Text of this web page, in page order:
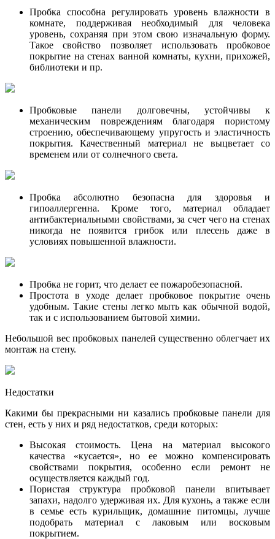
Пробка способна регулировать уровень влажности в
комнате, поддерживая необходимый для человека
уровень, сохраняя при этом свою изначальную форму.
Такое свойство позволяет использовать пробковое
покрытие на стенах ванной комнаты, кухни, прихожей,
библиотеки и пр.
Пробковые панели долговечны, устойчивы к
механическим повреждениям благодаря пористому
строению, обеспечивающему упругость и эластичность
покрытия. Качественный материал не выцветает со
временем или от солнечного света.
Пробка абсолютно безопасна для здоровья и
гипоаллергенна. Кроме того, материал обладает
антибактериальными свойствами, за счет чего на стенах
никогда не появится грибок или плесень даже в
условиях повышенной влажности.
Пробка не горит, что делает ее пожаробезопасной.
Простота в уходе делает пробковое покрытие очень
удобным. Такие стены легко мыть как обычной водой,
так и с использованием бытовой химии.
Небольшой вес пробковых панелей существенно облегчает их
монтаж на стену.
Недостатки
Какими бы прекрасными ни казались пробковые панели для
стен, есть у них и ряд недостатков, среди которых:
Высокая стоимость. Цена на материал высокого
качества «кусается», но ее можно компенсировать
свойствами покрытия, особенно если ремонт не
осуществляется каждый год.
Пористая структура пробковой панели впитывает
запахи, надолго удерживая их. Для кухонь, а также если
в семье есть курильщик, домашние питомцы, лучше
подобрать материал с лаковым или восковым
покрытием.